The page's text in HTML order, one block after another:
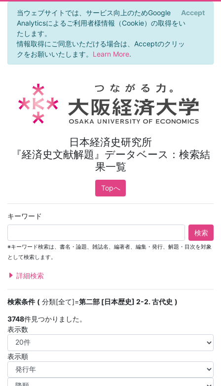
当ウェブサイトでは、サービス向上のためGoogle
Analyticsによるご利用者様情報（Cookie）の取得をい
たします。
情報取得にご同意いただける場合は、Acceptのクリッ
クをお願いいたします。 Learn More.
Accept
日本経済史研究所
『経済史文献解題』データベース：検索結
果一覧
Topへ
キーワード
検索
※キーワード検索は、書名・論題、雑誌名、編著者、編集・発行、解題・目次を対象
として検索します。
詳細検索
検索条件 分類[全て]=第二部 [日本歴史] 2-2. 古代史
3748件見つかりました。
表示数
表示順
×